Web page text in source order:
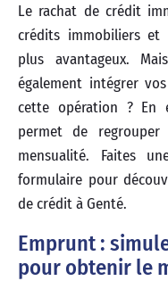
Le rachat de crédit
crédits immobiliers et
plus avantageux.
également intégrer
cette opération ? En
permet de
mensualité. Faites
formulaire pour
de crédit à Genté.
Emprunt :
pour obtenir le